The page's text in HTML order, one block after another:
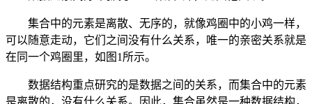
集合中的元素是离散、无序的，就像鸡圈中的小鸡一样，
可以随意走动，它们之间没有什么关系，唯一的亲密关系就是
在同一个鸡圈里，如图1所示。
数据结构重点研究的是数据之间的关系，而集合中的元素
是离散的，没有什么关系。因此，集合虽然是一种数据结构，